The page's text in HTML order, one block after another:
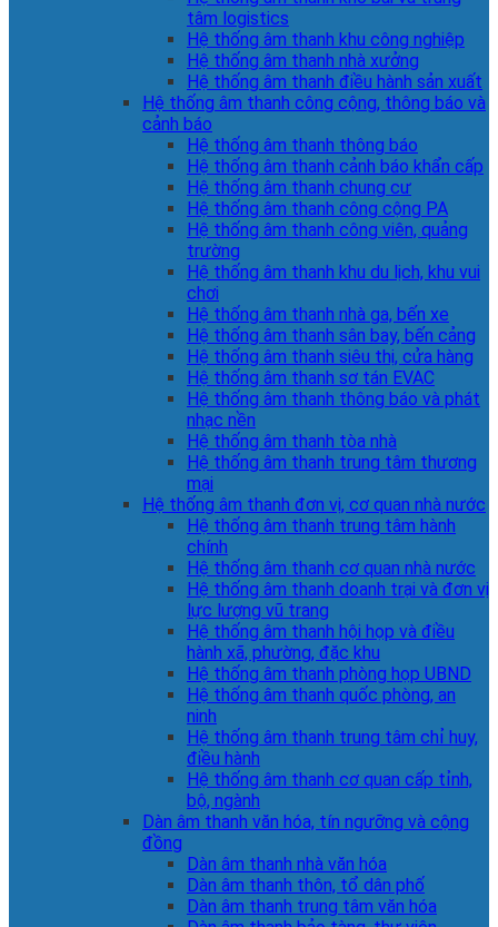
tâm logistics
Hệ thống âm thanh khu công nghiệp
Hệ thống âm thanh nhà xưởng
Hệ thống âm thanh điều hành sản xuất
Hệ thống âm thanh công cộng, thông báo và
cảnh báo
Hệ thống âm thanh thông báo
Hệ thống âm thanh cảnh báo khẩn cấp
Hệ thống âm thanh chung cư
Hệ thống âm thanh công cộng PA
Hệ thống âm thanh công viên, quảng
trường
Hệ thống âm thanh khu du lịch, khu vui
chơi
Hệ thống âm thanh nhà ga, bến xe
Hệ thống âm thanh sân bay, bến cảng
Hệ thống âm thanh siêu thị, cửa hàng
Hệ thống âm thanh sơ tán EVAC
Hệ thống âm thanh thông báo và phát
nhạc nền
Hệ thống âm thanh tòa nhà
Hệ thống âm thanh trung tâm thương
mại
Hệ thống âm thanh đơn vị, cơ quan nhà nước
Hệ thống âm thanh trung tâm hành
chính
Hệ thống âm thanh cơ quan nhà nước
Hệ thống âm thanh doanh trại và đơn vị
lực lượng vũ trang
Hệ thống âm thanh hội họp và điều
hành xã, phường, đặc khu
Hệ thống âm thanh phòng họp UBND
Hệ thống âm thanh quốc phòng, an
ninh
Hệ thống âm thanh trung tâm chỉ huy,
điều hành
Hệ thống âm thanh cơ quan cấp tỉnh,
bộ, ngành
Dàn âm thanh văn hóa, tín ngưỡng và cộng
đồng
Dàn âm thanh nhà văn hóa
Dàn âm thanh thôn, tổ dân phố
Dàn âm thanh trung tâm văn hóa